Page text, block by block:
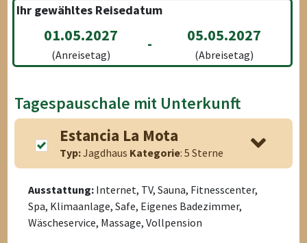
Ihr gewähltes Reisedatum
01.05.2027
(Anreisetag)
- 05.05.2027
(Abreisetag)
Tagespauschale mit Unterkunft
Estancia La Mota
Typ:Jagdhaus Kategorie: 5 Sterne
Ausstattung: Internet, TV, Sauna, Fitnesscenter,
Spa, Klimaanlage, Safe, Eigenes Badezimmer,
Wäscheservice, Massage, Vollpension